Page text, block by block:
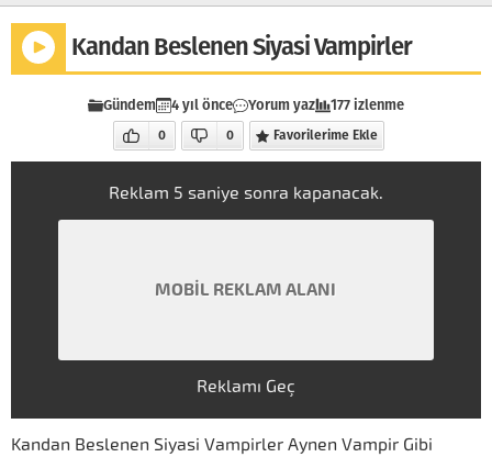
Kandan Beslenen Siyasi Vampirler
Gündem 4 yıl önce Yorum yaz 177 izlenme
0 0 Favorilerime Ekle
Reklam 4 saniye sonra kapanacak.
MOBİL REKLAM ALANI
Reklamı Geç
Kandan Beslenen Siyasi Vampirler Aynen Vampir Gibi